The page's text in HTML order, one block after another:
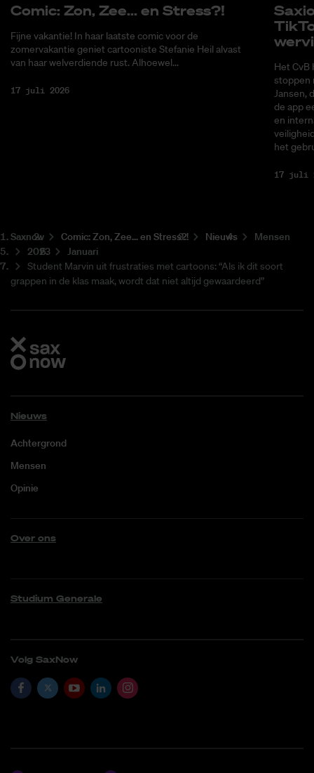
Co­mic: Zon, Zee... en Stress?!
Fijne vakantie! In haar laatste comic voor de
zomervakantie geniet cartooniste Stefanie Heil alvast
van haar welverdiende rust. Alhoewel...
17 juli 2026
Het CvB
stoppen
Jansen,
de app
en
het
17 juli
Saxnow Co­mic: Zon, Zee... en Stress?! Nieuws
Mensen
2023
Januari
Student Marvin uit frustraties met cartoons: “Als ik dit soort
grappen in de klas maak, wordt dat niet altijd gewaardeerd”
Nieuws
Achtergrond
Mensen
Opinie
Over ons
Studium Generale
Volg SaxNow